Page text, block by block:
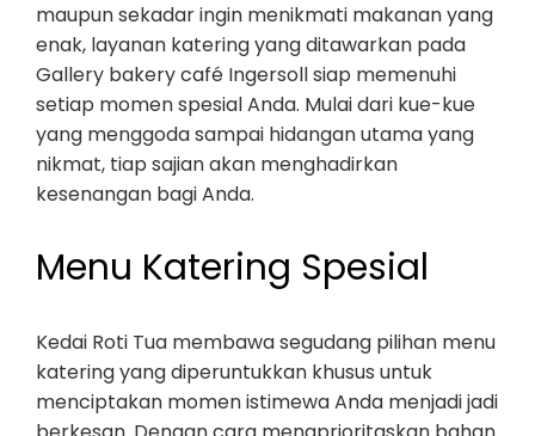
maupun sekadar ingin menikmati makanan yang
enak, layanan katering yang ditawarkan pada
Gallery bakery café Ingersoll siap memenuhi
setiap momen spesial Anda. Mulai dari kue-kue
yang menggoda sampai hidangan utama yang
nikmat, tiap sajian akan menghadirkan
kesenangan bagi Anda.
Menu Katering Spesial
Kedai Roti Tua membawa segudang pilihan menu
katering yang diperuntukkan khusus untuk
menciptakan momen istimewa Anda menjadi jadi